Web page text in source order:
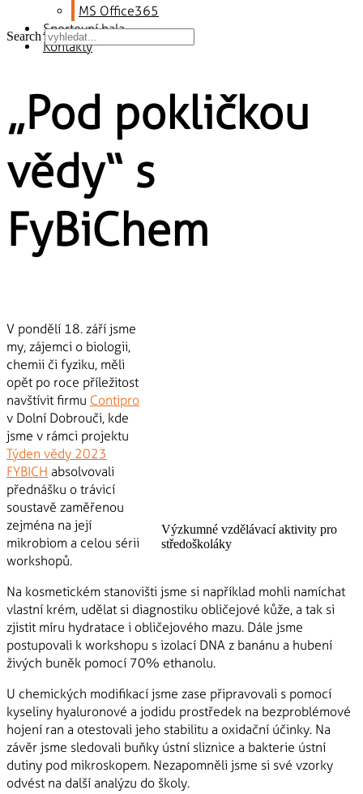
MS Office365
Sportovní hala
Kontakty
Search
„Pod pokličkou
vědy“ s
FyBiChem
Výzkumné vzdělávací aktivity pro
středoškoláky
V pondělí 18. září jsme
my, zájemci o biologii,
chemii či fyziku, měli
opět po roce příležitost
navštívit firmu Contipro
v Dolní Dobrouči, kde
jsme v rámci projektu
Týden vědy 2023
FYBICH absolvovali
přednášku o trávicí
soustavě zaměřenou
zejména na její
mikrobiom a celou sérii
workshopů.
Na kosmetickém stanovišti jsme si například mohli namíchat
vlastní krém, udělat si diagnostiku obličejové kůže, a tak si
zjistit míru hydratace i obličejového mazu. Dále jsme
postupovali k workshopu s izolací DNA z banánu a hubení
živých buněk pomocí 70% ethanolu.
U chemických modifikací jsme zase připravovali s pomocí
kyseliny hyaluronové a jodidu prostředek na bezproblémové
hojení ran a otestovali jeho stabilitu a oxidační účinky. Na
závěr jsme sledovali buňky ústní sliznice a bakterie ústní
dutiny pod mikroskopem. Nezapomněli jsme si své vzorky
odvést na další analýzu do školy.